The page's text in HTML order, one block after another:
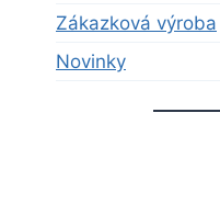
Zákazková výroba
Novinky